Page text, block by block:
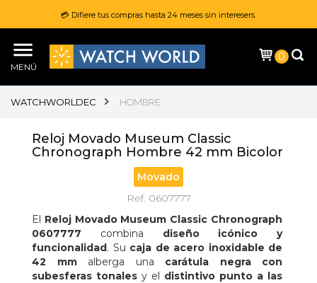
💳 Difiere tus compras hasta 24 meses sin interesers.
MENÚ
0
WATCHWORLDEC HOMBRE
Reloj Movado Museum Classic
Chronograph Hombre 42 mm Bicolor
Movado
Ref. 0607777
El Reloj Movado Museum Classic Chronograph
0607777 combina diseño icónico y
funcionalidad. Su caja de acero inoxidable de
42 mm alberga una carátula negra con
subesferas tonales y el distintivo punto a las